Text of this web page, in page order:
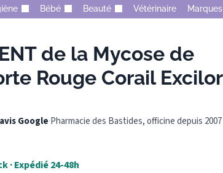
Bébé Beauté Vétérinaire Marques
de la Mycose de
Rouge Corail Excilor
Google·Pharmacie des Bastides, officine depuis 2007
· Expédié 24-48h